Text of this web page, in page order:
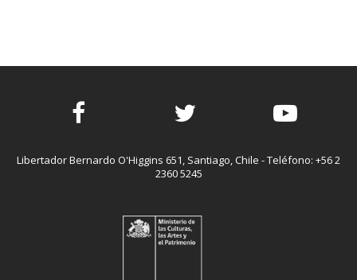
Libertador Bernardo O'Higgins 651, Santiago, Chile - Teléfono: +56 2
2360 5245